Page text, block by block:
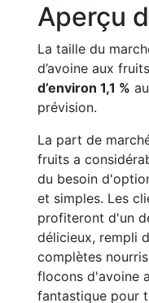
Aperçu
La taille du
d’avoine aux
d’environ 1,1 %
prévision.
La part de
fruits a
du besoin
et simples. Les
profiteront d'un
délicieux, rempli
complètes
flocons d'avoine
fantastique pour